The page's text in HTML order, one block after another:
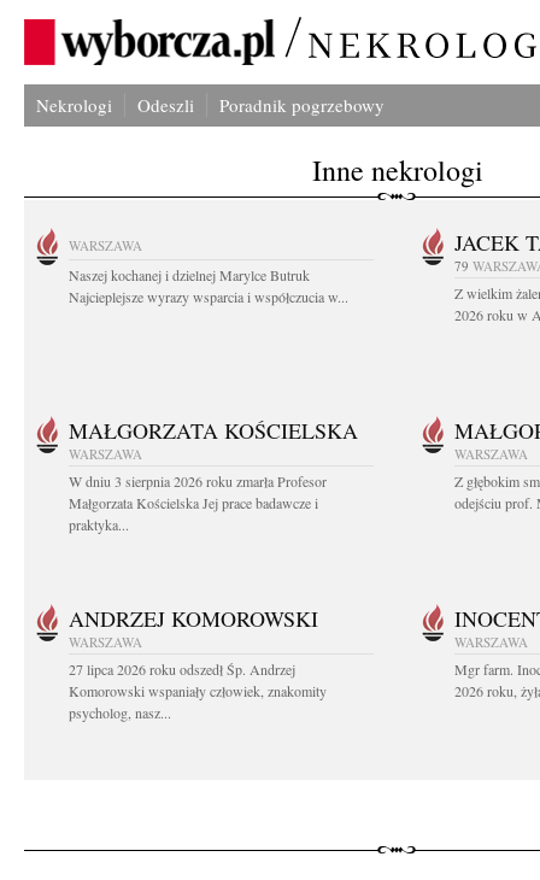
Nekrologi Odeszli Poradnik pogrzebowy
Inne nekrologi
WARSZAWA
Naszej kochanej i dzielnej Marylce Butruk
Najcieplejsze wyrazy wsparcia i współczucia w...
JACEK
79
Z wielkim
2026 roku w
MAŁGORZATA KOŚCIELSKA
WARSZAWA
W dniu 3 sierpnia 2026 roku zmarła Profesor
Małgorzata Kościelska Jej prace badawcze i
praktyka...
WARSZAWA
Z głębokim
odejściu prof.
ANDRZEJ KOMOROWSKI
WARSZAWA
27 lipca 2026 roku odszedł Śp. Andrzej
Komorowski wspaniały człowiek, znakomity
psycholog, nasz...
WARSZAWA
Mgr farm.
2026 roku,